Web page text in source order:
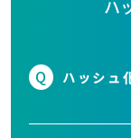
ハ
Q ハッシュ